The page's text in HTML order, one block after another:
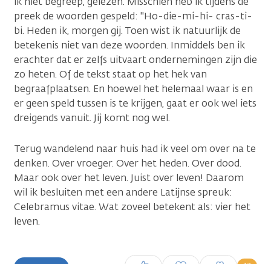
preek de woorden gespeld: "Ho-die-mi-hi- cras-ti-
bi. Heden ik, morgen gij. Toen wist ik natuurlijk de
betekenis niet van deze woorden. Inmiddels ben ik
erachter dat er zelfs uitvaart ondernemingen zijn die
zo heten. Of de tekst staat op het hek van
begraafplaatsen. En hoewel het helemaal waar is en
er geen speld tussen is te krijgen, gaat er ook wel iets
dreigends vanuit. Jij komt nog wel.
Terug wandelend naar huis had ik veel om over na te
denken. Over vroeger. Over het heden. Over dood.
Maar ook over het leven. Juist over leven! Daarom
wil ik besluiten met een andere Latijnse spreuk:
Celebramus vitae. Wat zoveel betekent als: vier het
leven.
Inloggen om een reactie te